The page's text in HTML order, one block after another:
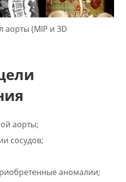
аорты (MIP и 3D
аорты;
сосудов;
аномалии;